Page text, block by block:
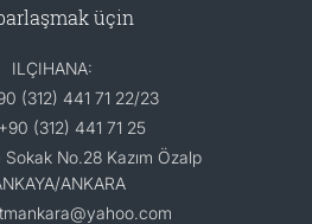
üçin
ILÇIHANA:
(312) 441 71 22/23
(312) 441 71 25
Sokak No.28 Kazım Özalp
ANKARA